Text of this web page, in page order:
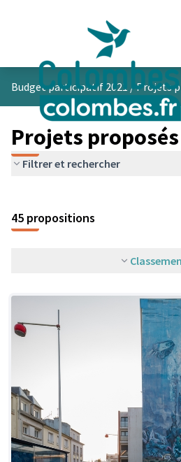
Budget participatif 2021 /Projets
Projets proposés
Filtrer et rechercher
45 propositions